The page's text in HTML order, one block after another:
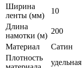
Ширина
ленты (мм)
10
Длина
намотки (м)
200
Материал
Сатин
Плотность